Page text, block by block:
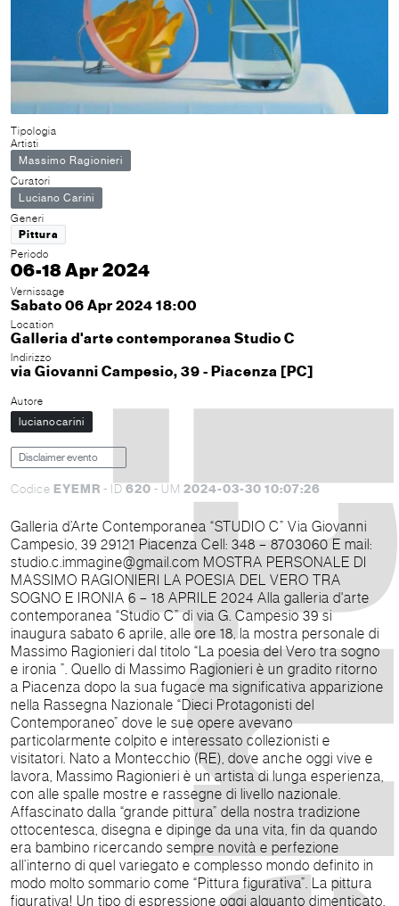
Tipologia
Artisti
Massimo Ragionieri
Curatori
Luciano Carini
Generi
Pittura
Periodo
06-18 Apr 2024
Vernissage
Sabato 06 Apr 2024 18:00
Location
Galleria d'arte contemporanea Studio C
Indirizzo
via Giovanni Campesio, 39 - Piacenza [PC]
Autore
lucianocarini
Disclaimer evento
Codice EYEMR - ID 620 - UM 2024-03-30 10:07:26
Galleria d’Arte Contemporanea “STUDIO C” Via Giovanni
Campesio, 39 29121 Piacenza Cell: 348 – 8703060 E mail:
studio.c.immagine@gmail.com MOSTRA PERSONALE DI
MASSIMO RAGIONIERI LA POESIA DEL VERO TRA
SOGNO E IRONIA 6 – 18 APRILE 2024 Alla galleria d'arte
contemporanea “Studio C” di via G. Campesio 39 si
inaugura sabato 6 aprile, alle ore 18, la mostra personale di
Massimo Ragionieri dal titolo “La poesia del Vero tra sogno
e ironia ”. Quello di Massimo Ragionieri è un gradito ritorno
a Piacenza dopo la sua fugace ma significativa apparizione
nella Rassegna Nazionale “Dieci Protagonisti del
Contemporaneo” dove le sue opere avevano
particolarmente colpito e interessato collezionisti e
visitatori. Nato a Montecchio (RE), dove anche oggi vive e
lavora, Massimo Ragionieri è un artista di lunga esperienza,
con alle spalle mostre e rassegne di livello nazionale.
Affascinato dalla “grande pittura” della nostra tradizione
ottocentesca, disegna e dipinge da una vita, fin da quando
era bambino ricercando sempre novità e perfezione
all’interno di quel variegato e complesso mondo definito in
modo molto sommario come “Pittura figurativa”. La pittura
figurativa! Un tipo di espressione oggi alquanto dimenticato,